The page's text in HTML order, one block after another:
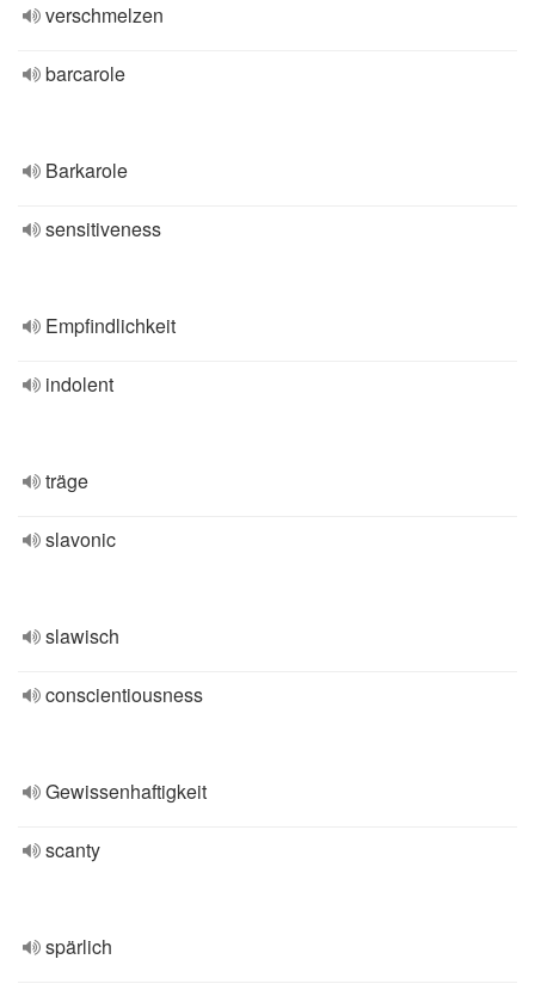
verschmelzen
barcarole
Barkarole
sensitiveness
Empfindlichkeit
indolent
träge
slavonic
slawisch
conscientiousness
Gewissenhaftigkeit
scanty
spärlich